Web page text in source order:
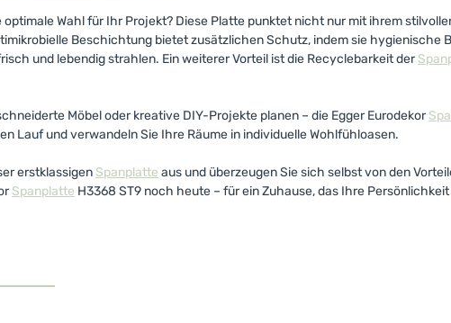
optimale Wahl für Ihr Projekt? Diese Platte punktet nicht nur mit ihrem
Beschichtung bietet zusätzlichen Schutz, indem sie hygienische
und lebendig strahlen. Ein weiterer Vorteil ist die Recyclebarkeit der
Möbel oder kreative DIY-Projekte planen – die Egger Eurodekor
Lauf und verwandeln Sie Ihre Räume in individuelle Wohlfühloasen.
erstklassigen Spanplatte aus und überzeugen Sie sich selbst von den
Spanplatte H3368 ST9 noch heute – für ein Zuhause, das Ihre